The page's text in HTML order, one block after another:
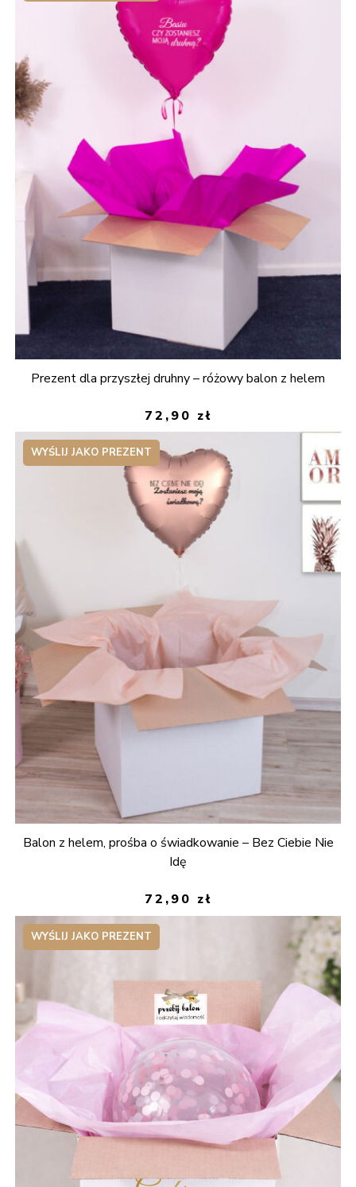
Prezent dla przyszłej druhny – różowy balon z helem
72,90 zł
WYŚLIJ JAKO PREZENT
Balon z helem, prośba o świadkowanie – Bez Ciebie Nie
Idę
72,90 zł
WYŚLIJ JAKO PREZENT